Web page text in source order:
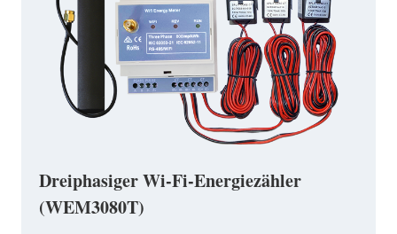
Dreiphasiger Wi-Fi-Energiezähler
(WEM3080T)